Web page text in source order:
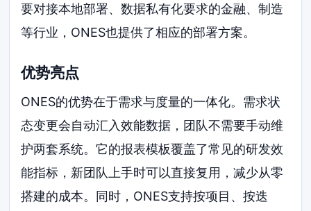
要对接本地部署、数据私有化要求的金融、制造
等行业，ONES也提供了相应的部署方案。
优势亮点
ONES的优势在于需求与度量的一体化。需求状
态变更会自动汇入效能数据，团队不需要手动维
护两套系统。它的报表模板覆盖了常见的研发效
能指标，新团队上手时可以直接复用，减少从零
搭建的成本。同时，ONES支持按项目、按迭